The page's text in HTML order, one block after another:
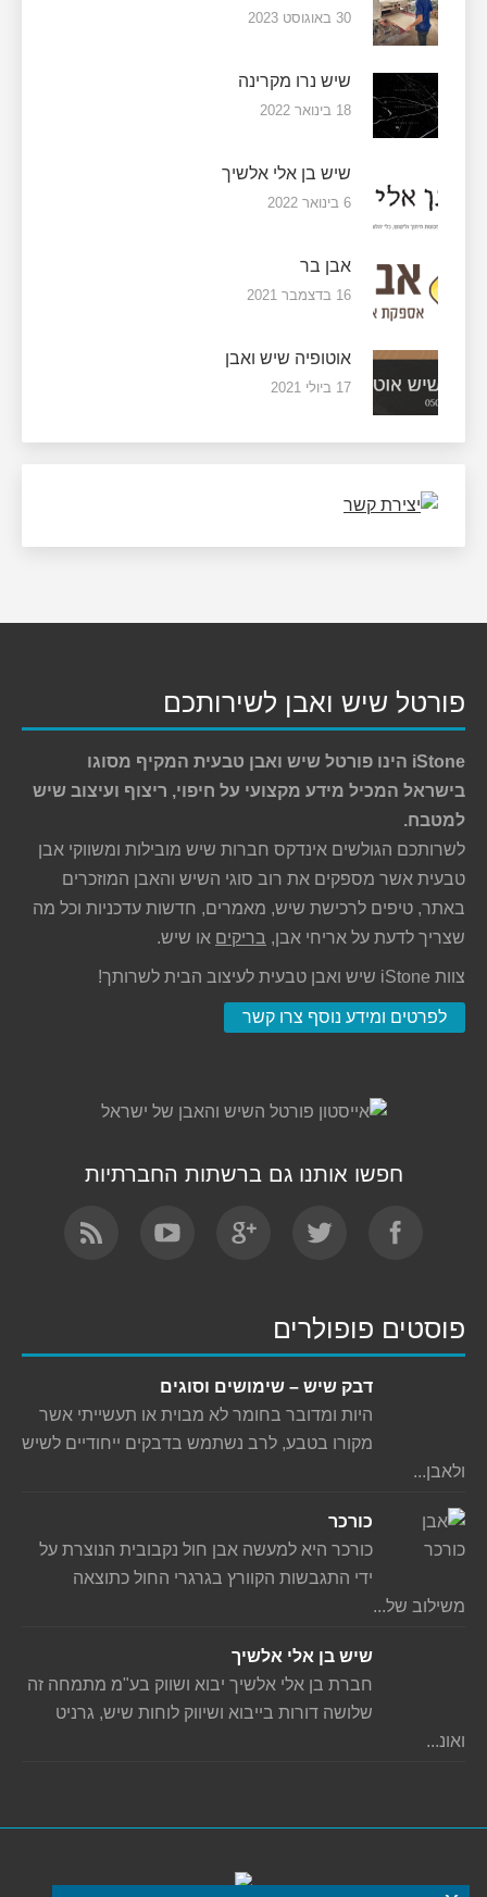
30 באוגוסט 2023
שיש נרו מקרינה
18 בינואר 2022
שיש בן אלי אלשיך
6 בינואר 2022
אבן בר
16 בדצמבר 2021
אוטופיה שיש ואבן
17 ביולי 2021
פורטל שיש ואבן לשירותכם
iStone הינו פורטל שיש ואבן טבעית המקיף מסוגו
בישראל המכיל מידע מקצועי על חיפוי, ריצוף ועיצוב שיש
למטבח.
לשרותכם הגולשים אינדקס חברות שיש מובילות ומשווקי אבן
טבעית אשר מספקים את רוב סוגי השיש והאבן המוזכרים
באתר, טיפים לרכישת שיש, מאמרים, חדשות עדכניות וכל מה
שצריך לדעת על אריחי אבן, בריקים או שיש.
צוות iStone שיש ואבן טבעית לעיצוב הבית לשרותך!
לפרטים ומידע נוסף צרו קשר
חפשו אותנו גם ברשתות החברתיות
Find us on:
פוסטים פופולרים
דבק שיש – שימושים וסוגים
היות ומדובר בחומר לא מבוית או תעשייתי אשר
מקורו בטבע, לרב נשתמש בדבקים ייחודיים לשיש
ולאבן...
כורכר
כורכר היא למעשה אבן חול נקבובית הנוצרת על
ידי התגבשות הקוורץ בגרגרי החול כתוצאה
משילוב של...
שיש בן אלי אלשיך
חברת בן אלי אלשיך יבוא ושווק בע"מ מתמחה זה
שלושה דורות בייבוא ושיווק לוחות שיש, גרניט
ואונ...